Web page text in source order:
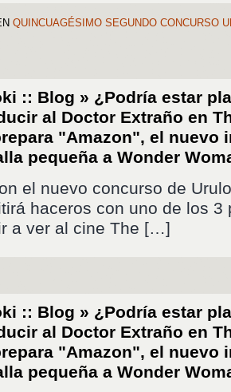
QUINCUAGÉSIMO SEGUNDO CONCURSO
:: Blog » ¿Podría estar
al Doctor Extraño en
"Amazon", el nuevo
pequeña a Wonder
el nuevo concurso de
haceros con uno de los
a ver al cine The […]
:: Blog » ¿Podría estar
al Doctor Extraño en
"Amazon", el nuevo
pequeña a Wonder